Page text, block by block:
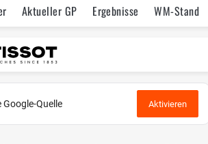
Aktueller GP Ergebnisse WM-Stand
Reglement
Quelle Aktivieren